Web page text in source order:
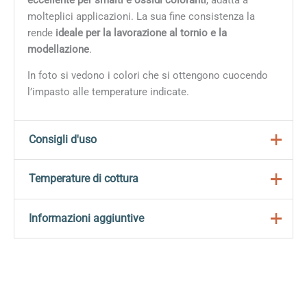
molteplici applicazioni. La sua fine consistenza la
rende ideale per la lavorazione al tornio e la
modellazione.
In foto si vedono i colori che si ottengono cuocendo
l’impasto alle temperature indicate.
Consigli d'uso
Ideata per stoviglie ad alta resistenza agli urti.
lavorazione al tornio e la modellazione.
Temperature di cottura
Temperatura di cottura: 1150°C-1180 ºC*
Informazioni aggiuntive